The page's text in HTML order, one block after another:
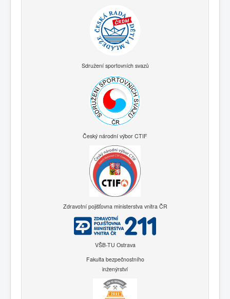
Sdružení sportovních svazů
Český národní výbor CTIF
Zdravotní pojišťovna ministerstva vnitra ČR
VŠB-TU Ostrava
Fakulta bezpečnostního
inženýrství